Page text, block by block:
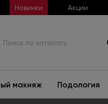
Новинки Акции
макияж Подология